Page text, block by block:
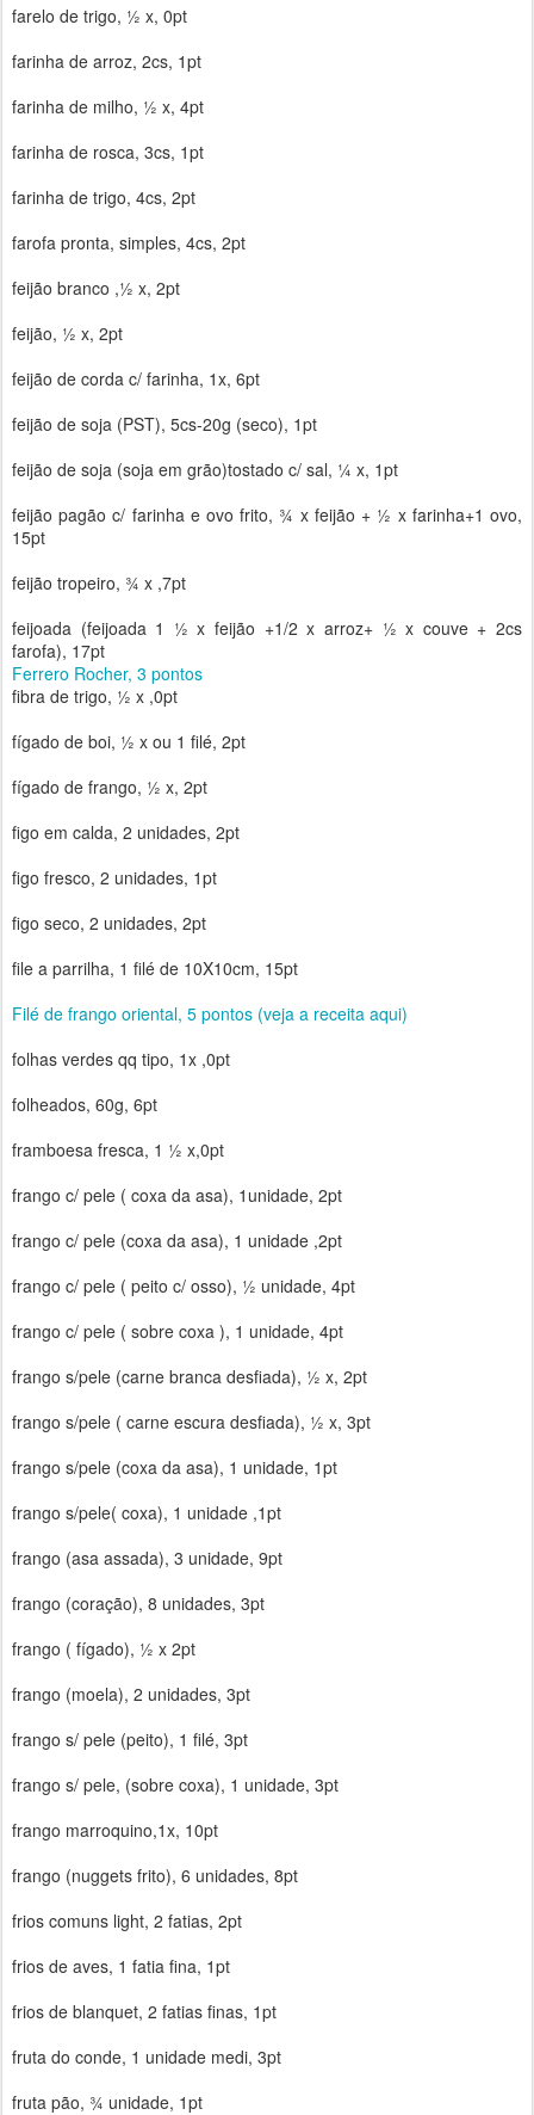
farelo de trigo, ½ x, 0pt
farinha de arroz, 2cs, 1pt
farinha de milho, ½ x, 4pt
farinha de rosca, 3cs, 1pt
farinha de trigo, 4cs, 2pt
farofa pronta, simples, 4cs, 2pt
feijão branco ,½ x, 2pt
feijão, ½ x, 2pt
feijão de corda c/ farinha, 1x, 6pt
feijão de soja (PST), 5cs-20g (seco), 1pt
feijão de soja (soja em grão)tostado c/ sal, ¼ x, 1pt
feijão pagão c/ farinha e ovo frito, ¾ x feijão + ½ x farinha+1 ovo,
15pt
feijão tropeiro, ¾ x ,7pt
feijoada (feijoada 1 ½ x feijão +1/2 x arroz+ ½ x couve + 2cs
farofa), 17pt
Ferrero Rocher, 3 pontos
fibra de trigo, ½ x ,0pt
fígado de boi, ½ x ou 1 filé, 2pt
fígado de frango, ½ x, 2pt
figo em calda, 2 unidades, 2pt
figo fresco, 2 unidades, 1pt
figo seco, 2 unidades, 2pt
file a parrilha, 1 filé de 10X10cm, 15pt
Filé de frango oriental, 5 pontos (veja a receita aqui)
folhas verdes qq tipo, 1x ,0pt
folheados, 60g, 6pt
framboesa fresca, 1 ½ x,0pt
frango c/ pele ( coxa da asa), 1unidade, 2pt
frango c/ pele (coxa da asa), 1 unidade ,2pt
frango c/ pele ( peito c/ osso), ½ unidade, 4pt
frango c/ pele ( sobre coxa ), 1 unidade, 4pt
frango s/pele (carne branca desfiada), ½ x, 2pt
frango s/pele ( carne escura desfiada), ½ x, 3pt
frango s/pele (coxa da asa), 1 unidade, 1pt
frango s/pele( coxa), 1 unidade ,1pt
frango (asa assada), 3 unidade, 9pt
frango (coração), 8 unidades, 3pt
frango ( fígado), ½ x 2pt
frango (moela), 2 unidades, 3pt
frango s/ pele (peito), 1 filé, 3pt
frango s/ pele, (sobre coxa), 1 unidade, 3pt
frango marroquino,1x, 10pt
frango (nuggets frito), 6 unidades, 8pt
frios comuns light, 2 fatias, 2pt
frios de aves, 1 fatia fina, 1pt
frios de blanquet, 2 fatias finas, 1pt
fruta do conde, 1 unidade medi, 3pt
fruta pão, ¾ unidade, 1pt